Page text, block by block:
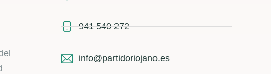
941 540 272
info@partidoriojano.es